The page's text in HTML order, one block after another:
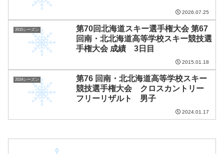
2026.07.25
2015シーズン
第70回北海道スキー選手権大会 第67
回南・北北海道高等学校スキー競技選
手権大会 成績 3日目
2015.01.18
2024シーズン
第76 回南・北北海道高等学校スキー
競技選手権大会 クロスカントリー
フリーリザルト 男子
2024.01.17